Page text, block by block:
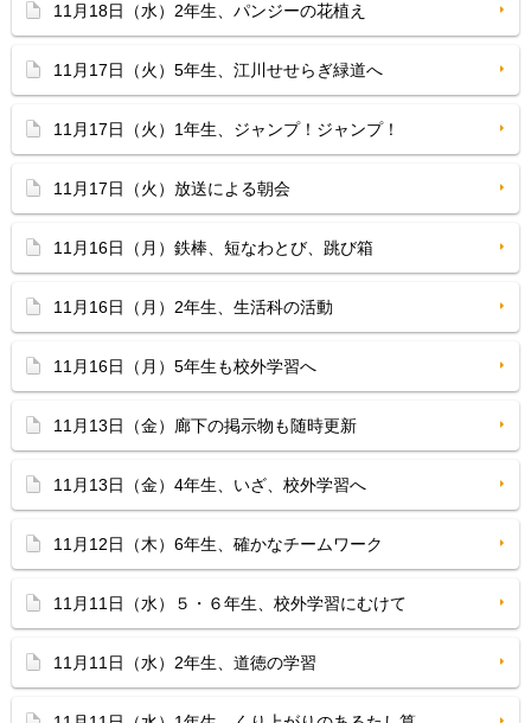
11月18日（水）2年生、パンジーの花植え
11月17日（火）5年生、江川せせらぎ緑道へ
11月17日（火）1年生、ジャンプ！ジャンプ！
11月17日（火）放送による朝会
11月16日（月）鉄棒、短なわとび、跳び箱
11月16日（月）2年生、生活科の活動
11月16日（月）5年生も校外学習へ
11月13日（金）廊下の掲示物も随時更新
11月13日（金）4年生、いざ、校外学習へ
11月12日（木）6年生、確かなチームワーク
11月11日（水）５・６年生、校外学習にむけて
11月11日（水）2年生、道徳の学習